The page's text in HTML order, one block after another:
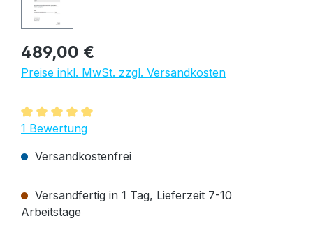
Regulärer Preis:
489,00 €
Preise inkl. MwSt. zzgl. Versandkosten
Durchschnittliche Bewertung von 5 von 5 Sternen
1 Bewertung
Versandkostenfrei
Versandfertig in 1 Tag, Lieferzeit 7-10
Arbeitstage